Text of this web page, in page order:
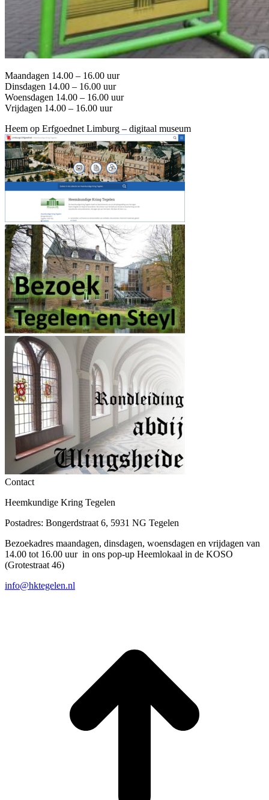
Maandagen 14.00 – 16.00 uur
Dinsdagen 14.00 – 16.00 uur
Woensdagen 14.00 – 16.00 uur
Vrijdagen 14.00 – 16.00 uur
Heem op Erfgoednet Limburg – digitaal museum
Contact
Heemkundige Kring Tegelen
Postadres: Bongerdstraat 6, 5931 NG Tegelen
Bezoekadres maandagen, dinsdagen, woensdagen en vrijdagen van
14.00 tot 16.00 uur in ons pop-up Heemlokaal in de KOSO
(Grotestraat 46)
info@hktegelen.nl